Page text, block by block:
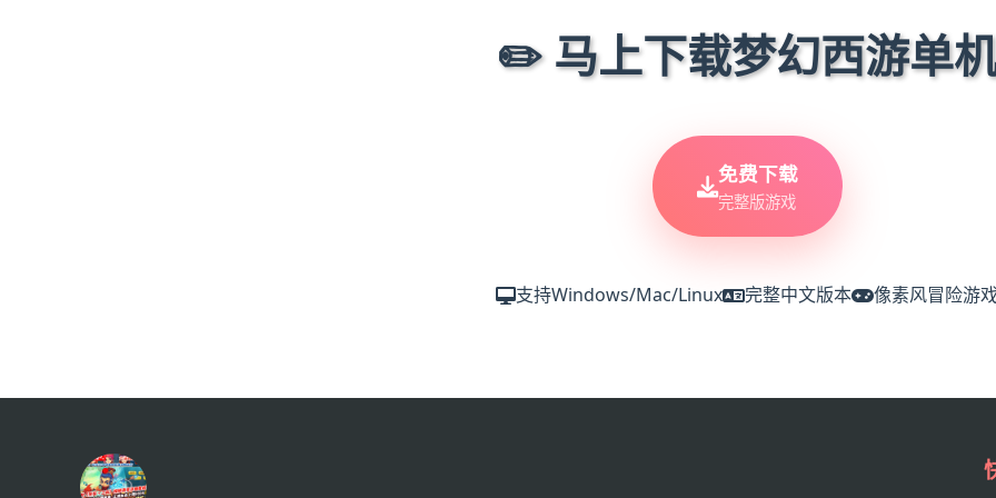
✏️ 马上下载梦幻西游单
免费下载
完整版游戏
支持Windows/Mac/Linux 完整中文版本 像素风冒险游